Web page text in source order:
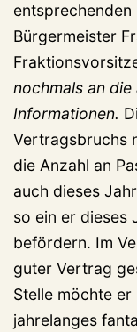
entsprechenden
Bürgermeister
nochmals an
Informationen.
Vertragsbruchs
die Anzahl an
auch dieses
so ein er dieses
befördern. Im
guter Vertrag
Stelle möchte er
jahrelanges